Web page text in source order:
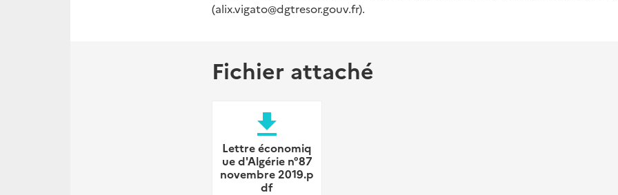
(alix.vigato@dgtresor.gouv.fr).
Fichier attaché
file_download
Lettre économiq
ue d'Algérie n°87
novembre 2019.p
df